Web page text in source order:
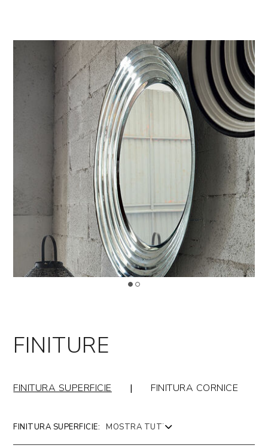
FINITURE
FINITURA SUPERFICIE | FINITURA CORNICE
FINITURA SUPERFICIE: